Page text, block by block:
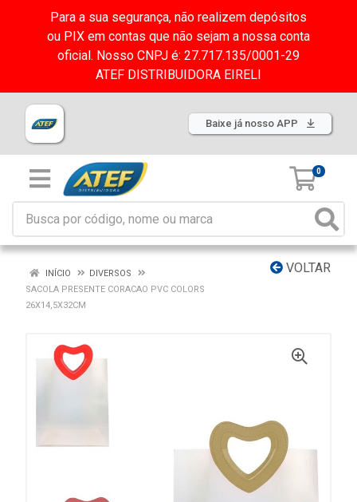
Para a sua segurança, não realizem depósitos
ou PIX em contas que não sejam a nossa conta
oficial. Nosso CNPJ é: 27.717.135/0001-29
ATEF DISTRIBUIDORA EIRELI
Baixe já nosso APP
0
VOLTAR
INÍCIO
DIVERSOS
SACOLA PRESENTE CORACAO PVC COLORS
26X14,5X32CM